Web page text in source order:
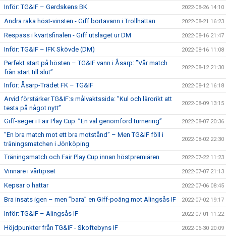
Inför: TG&IF – Gerdskens BK 2022-08-26 14:10
Andra raka höst-vinsten - Giff bortavann i Trollhättan 2022-08-21 16:23
Respass i kvartsfinalen - Giff utslaget ur DM 2022-08-16 21:47
Inför: TG&IF – IFK Skövde (DM) 2022-08-16 11:08
Perfekt start på hösten – TG&IF vann i Åsarp: ”Vår match
från start till slut”
2022-08-12 21:30
Inför: Åsarp-Trädet FK – TG&IF 2022-08-12 16:18
Arvid förstärker TG&IF:s målvaktssida: ”Kul och lärorikt att
testa på något nytt”
2022-08-09 13:15
Giff-seger i Fair Play Cup: ”En väl genomförd turnering” 2022-08-07 20:36
”En bra match mot ett bra motstånd” – Men TG&IF föll i
träningsmatchen i Jönköping
2022-08-02 22:30
Träningsmatch och Fair Play Cup innan höstpremiären 2022-07-22 11:23
Vinnare i vårtipset 2022-07-07 21:13
Kepsar o hattar 2022-07-06 08:45
Bra insats igen – men ”bara” en Giff-poäng mot Alingsås IF 2022-07-02 19:17
Inför: TG&IF – Alingsås IF 2022-07-01 11:22
Höjdpunkter från TG&IF - Skoftebyns IF 2022-06-30 20:09